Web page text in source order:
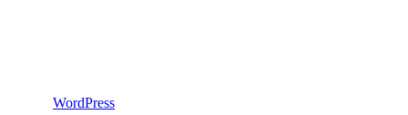
WordPress